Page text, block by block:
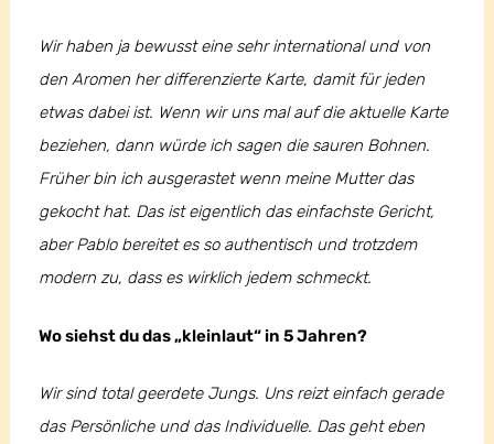
Wir haben ja bewusst eine sehr international und von
den Aromen her differenzierte Karte, damit für jeden
etwas dabei ist. Wenn wir uns mal auf die aktuelle Karte
beziehen, dann würde ich sagen die sauren Bohnen.
Früher bin ich ausgerastet wenn meine Mutter das
gekocht hat. Das ist eigentlich das einfachste Gericht,
aber Pablo bereitet es so authentisch und trotzdem
modern zu, dass es wirklich jedem schmeckt.
Wo siehst du das „kleinlaut“ in 5 Jahren?
Wir sind total geerdete Jungs. Uns reizt einfach gerade
das Persönliche und das Individuelle. Das geht eben